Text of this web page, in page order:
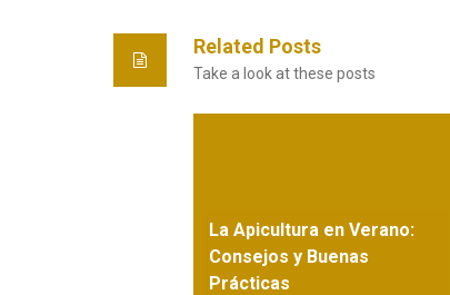
Related Posts
Take a look at these posts
La Apicultura en Verano:
Consejos y Buenas
Prácticas